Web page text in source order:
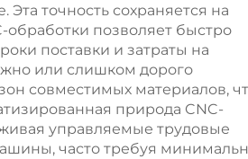
точность сохраняется на
обработки позволяет быстро
поставки и затраты на
или слишком дорого
совместимых материалов,
природа CNC-
управляемые трудовые
часто требуя